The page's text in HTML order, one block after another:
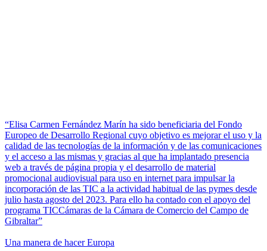
“Elisa Carmen Fernández Marín ha sido beneficiaria del Fondo
Europeo de Desarrollo Regional cuyo objetivo es mejorar el uso y la
calidad de las tecnologías de la información y de las comunicaciones
y el acceso a las mismas y gracias al que ha implantado presencia
web a través de página propia y el desarrollo de material
promocional audiovisual para uso en internet para impulsar la
incorporación de las TIC a la actividad habitual de las pymes desde
julio hasta agosto del 2023. Para ello ha contado con el apoyo del
programa TICCámaras de la Cámara de Comercio del Campo de
Gibraltar”
Una manera de hacer Europa